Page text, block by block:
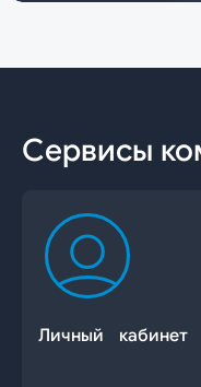
Сервисы
Личный кабинет